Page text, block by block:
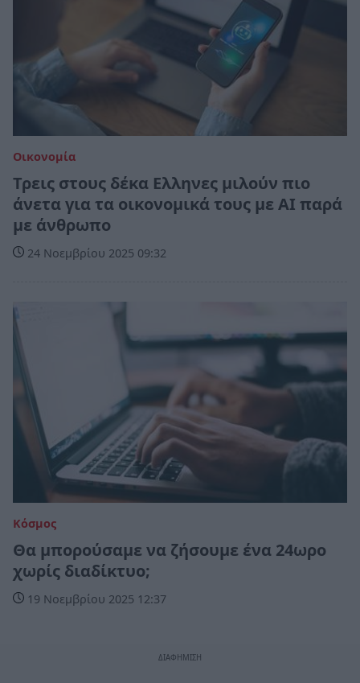
Οικονομία
Τρεις στους δέκα Eλληνες μιλούν πιο
άνετα για τα οικονομικά τους με AI παρά
με άνθρωπο
24 Νοεμβρίου 2025 09:32
Κόσμος
Θα μπορούσαμε να ζήσουμε ένα 24ωρο
χωρίς διαδίκτυο;
19 Νοεμβρίου 2025 12:37